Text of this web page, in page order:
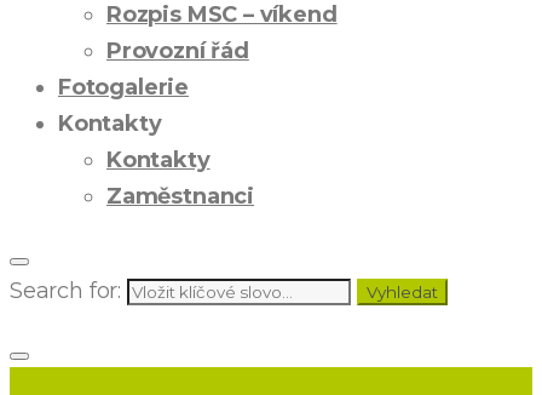
Rozpis MSC – víkend
Provozní řád
Fotogalerie
Kontakty
Kontakty
Zaměstnanci
Search for: Vyhledat